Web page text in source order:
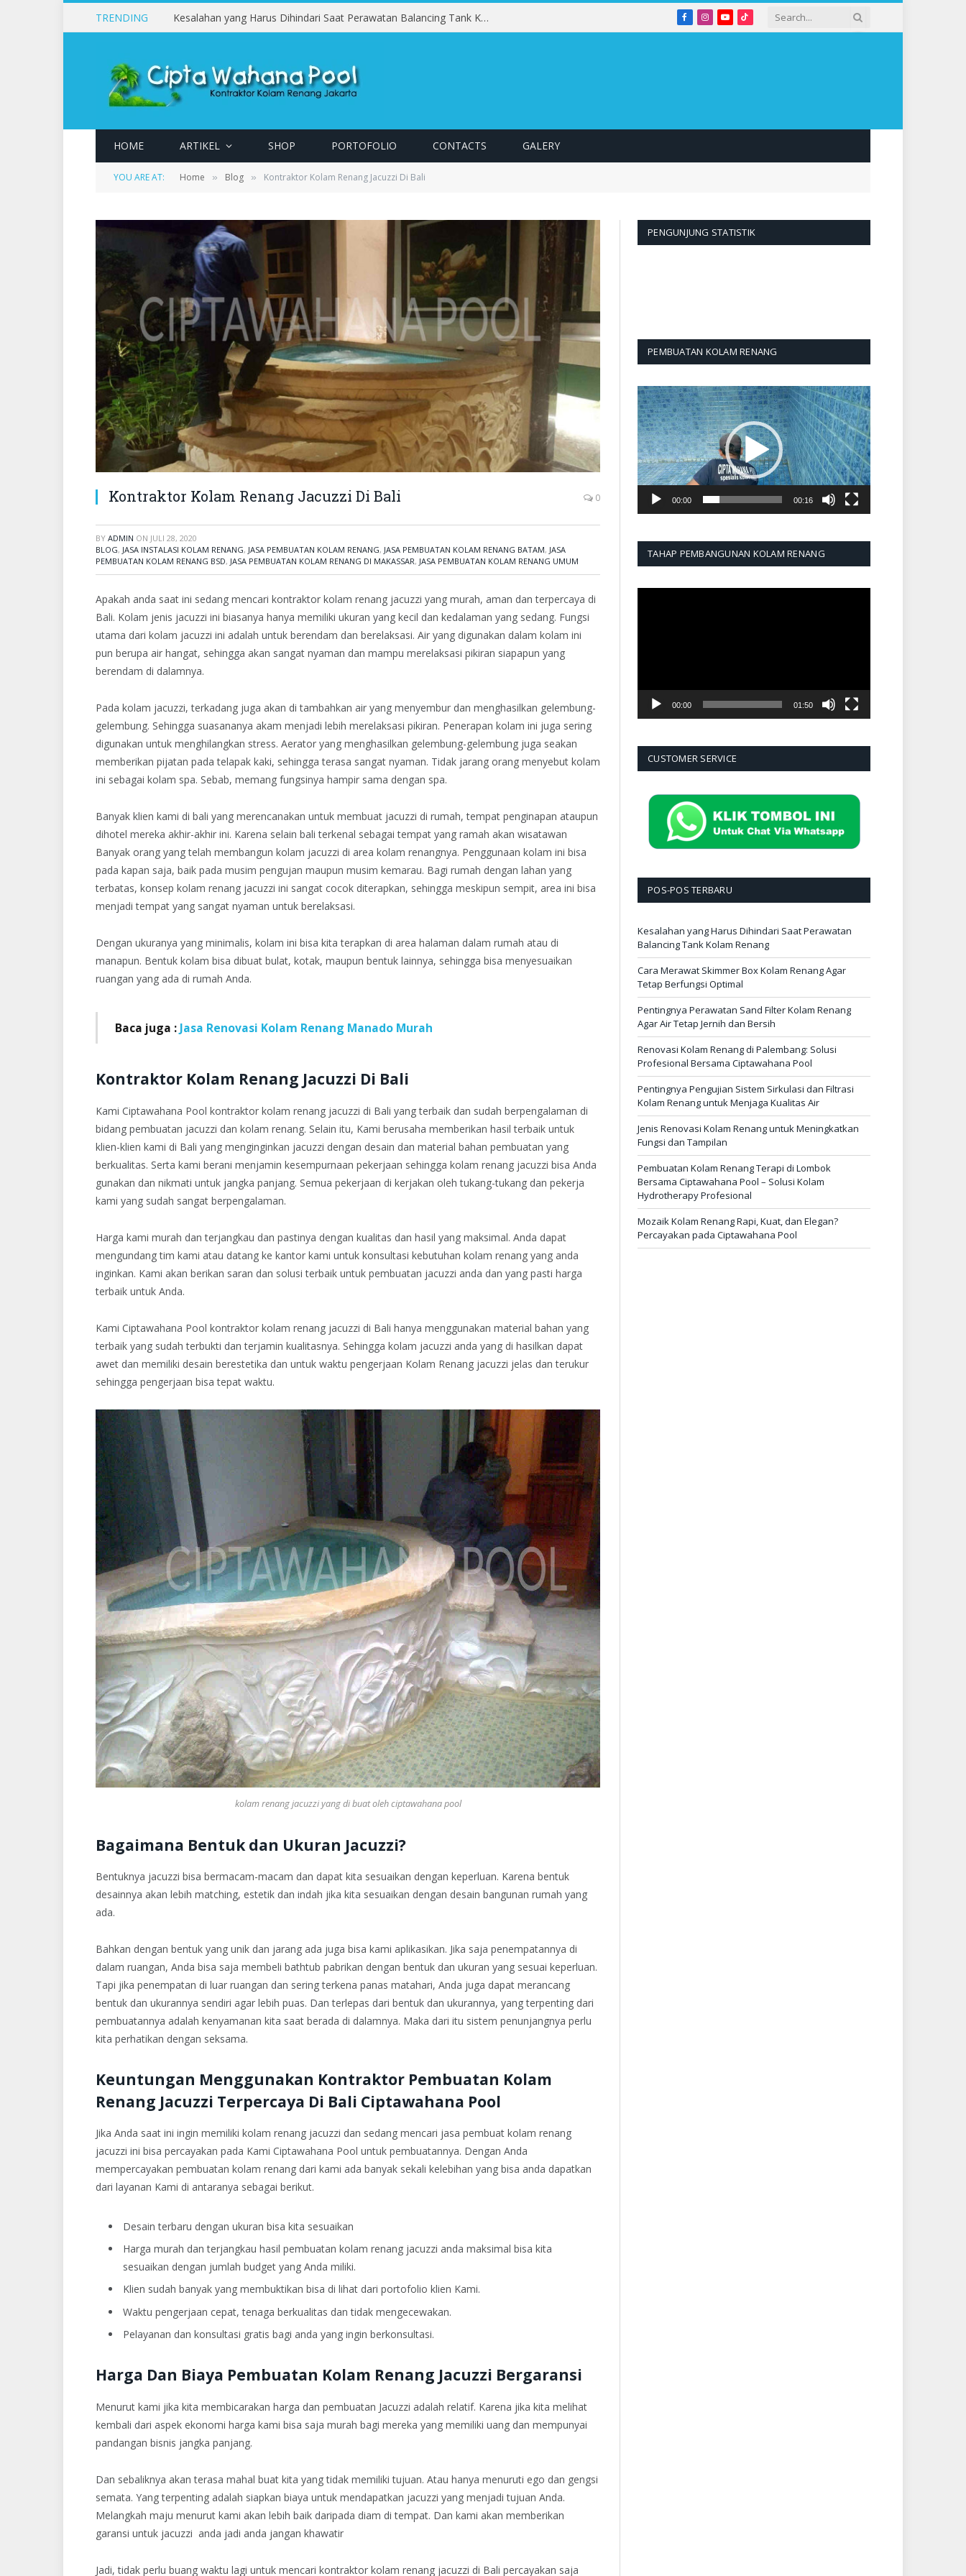
TRENDING Kesalahan yang Harus Dihindari Saat Perawatan Balancing Tank Kolam Renang Facebook
Instagram
YouTubeTikTok
HOME ARTIKEL SHOP PORTOFOLIO CONTACTS GALERY
YOU ARE AT: Home » Blog » Kontraktor Kolam Renang Jacuzzi Di Bali
Kontraktor Kolam Renang Jacuzzi Di Bali 0
BY ADMIN ON JULI 28, 2020
BLOG, JASA INSTALASI KOLAM RENANG, JASA PEMBUATAN KOLAM RENANG, JASA PEMBUATAN KOLAM RENANG BATAM, JASA
PEMBUATAN KOLAM RENANG BSD, JASA PEMBUATAN KOLAM RENANG DI MAKASSAR, JASA PEMBUATAN KOLAM RENANG UMUM
Apakah anda saat ini sedang mencari kontraktor kolam renang jacuzzi yang murah, aman dan terpercaya di
Bali. Kolam jenis jacuzzi ini biasanya hanya memiliki ukuran yang kecil dan kedalaman yang sedang. Fungsi
utama dari kolam jacuzzi ini adalah untuk berendam dan berelaksasi. Air yang digunakan dalam kolam ini
pun berupa air hangat, sehingga akan sangat nyaman dan mampu merelaksasi pikiran siapapun yang
berendam di dalamnya.
Pada kolam jacuzzi, terkadang juga akan di tambahkan air yang menyembur dan menghasilkan gelembung-
gelembung. Sehingga suasananya akam menjadi lebih merelaksasi pikiran. Penerapan kolam ini juga sering
digunakan untuk menghilangkan stress. Aerator yang menghasilkan gelembung-gelembung juga seakan
memberikan pijatan pada telapak kaki, sehingga terasa sangat nyaman. Tidak jarang orang menyebut kolam
ini sebagai kolam spa. Sebab, memang fungsinya hampir sama dengan spa.
Banyak klien kami di bali yang merencanakan untuk membuat jacuzzi di rumah, tempat penginapan ataupun
dihotel mereka akhir-akhir ini. Karena selain bali terkenal sebagai tempat yang ramah akan wisatawan
Banyak orang yang telah membangun kolam jacuzzi di area kolam renangnya. Penggunaan kolam ini bisa
pada kapan saja, baik pada musim pengujan maupun musim kemarau. Bagi rumah dengan lahan yang
terbatas, konsep kolam renang jacuzzi ini sangat cocok diterapkan, sehingga meskipun sempit, area ini bisa
menjadi tempat yang sangat nyaman untuk berelaksasi.
Dengan ukuranya yang minimalis, kolam ini bisa kita terapkan di area halaman dalam rumah atau di
manapun. Bentuk kolam bisa dibuat bulat, kotak, maupun bentuk lainnya, sehingga bisa menyesuaikan
ruangan yang ada di rumah Anda.
Baca juga : Jasa Renovasi Kolam Renang Manado Murah
Kontraktor Kolam Renang Jacuzzi Di Bali
Kami Ciptawahana Pool kontraktor kolam renang jacuzzi di Bali yang terbaik dan sudah berpengalaman di
bidang pembuatan jacuzzi dan kolam renang. Selain itu, Kami berusaha memberikan hasil terbaik untuk
klien-klien kami di Bali yang menginginkan jacuzzi dengan desain dan material bahan pembuatan yang
berkualitas. Serta kami berani menjamin kesempurnaan pekerjaan sehingga kolam renang jacuzzi bisa Anda
gunakan dan nikmati untuk jangka panjang. Semua pekerjaan di kerjakan oleh tukang-tukang dan pekerja
kami yang sudah sangat berpengalaman.
Harga kami murah dan terjangkau dan pastinya dengan kualitas dan hasil yang maksimal. Anda dapat
mengundang tim kami atau datang ke kantor kami untuk konsultasi kebutuhan kolam renang yang anda
inginkan. Kami akan berikan saran dan solusi terbaik untuk pembuatan jacuzzi anda dan yang pasti harga
terbaik untuk Anda.
Kami Ciptawahana Pool kontraktor kolam renang jacuzzi di Bali hanya menggunakan material bahan yang
terbaik yang sudah terbukti dan terjamin kualitasnya. Sehingga kolam jacuzzi anda yang di hasilkan dapat
awet dan memiliki desain berestetika dan untuk waktu pengerjaan Kolam Renang jacuzzi jelas dan terukur
sehingga pengerjaan bisa tepat waktu.
kolam renang jacuzzi yang di buat oleh ciptawahana pool
Bagaimana Bentuk dan Ukuran Jacuzzi?
Bentuknya jacuzzi bisa bermacam-macam dan dapat kita sesuaikan dengan keperluan. Karena bentuk
desainnya akan lebih matching, estetik dan indah jika kita sesuaikan dengan desain bangunan rumah yang
ada.
Bahkan dengan bentuk yang unik dan jarang ada juga bisa kami aplikasikan. Jika saja penempatannya di
dalam ruangan, Anda bisa saja membeli bathtub pabrikan dengan bentuk dan ukuran yang sesuai keperluan.
Tapi jika penempatan di luar ruangan dan sering terkena panas matahari, Anda juga dapat merancang
bentuk dan ukurannya sendiri agar lebih puas. Dan terlepas dari bentuk dan ukurannya, yang terpenting dari
pembuatannya adalah kenyamanan kita saat berada di dalamnya. Maka dari itu sistem penunjangnya perlu
kita perhatikan dengan seksama.
Keuntungan Menggunakan Kontraktor Pembuatan Kolam
Renang Jacuzzi Terpercaya Di Bali Ciptawahana Pool
Jika Anda saat ini ingin memiliki kolam renang jacuzzi dan sedang mencari jasa pembuat kolam renang
jacuzzi ini bisa percayakan pada Kami Ciptawahana Pool untuk pembuatannya. Dengan Anda
mempercayakan pembuatan kolam renang dari kami ada banyak sekali kelebihan yang bisa anda dapatkan
dari layanan Kami di antaranya sebagai berikut.
Desain terbaru dengan ukuran bisa kita sesuaikan
Harga murah dan terjangkau hasil pembuatan kolam renang jacuzzi anda maksimal bisa kita
sesuaikan dengan jumlah budget yang Anda miliki.
Klien sudah banyak yang membuktikan bisa di lihat dari portofolio klien Kami.
Waktu pengerjaan cepat, tenaga berkualitas dan tidak mengecewakan.
Pelayanan dan konsultasi gratis bagi anda yang ingin berkonsultasi.
Harga Dan Biaya Pembuatan Kolam Renang Jacuzzi Bergaransi
Menurut kami jika kita membicarakan harga dan pembuatan Jacuzzi adalah relatif. Karena jika kita melihat
kembali dari aspek ekonomi harga kami bisa saja murah bagi mereka yang memiliki uang dan mempunyai
pandangan bisnis jangka panjang.
Dan sebaliknya akan terasa mahal buat kita yang tidak memiliki tujuan. Atau hanya menuruti ego dan gengsi
semata. Yang terpenting adalah siapkan biaya untuk mendapatkan jacuzzi yang menjadi tujuan Anda.
Melangkah maju menurut kami akan lebih baik daripada diam di tempat. Dan kami akan memberikan
garansi untuk jacuzzi anda jadi anda jangan khawatir
Jadi, tidak perlu buang waktu lagi untuk mencari kontraktor kolam renang jacuzzi di Bali percayakan saja
PENGUNJUNG STATISTIK
PEMBUATAN KOLAM RENANG
Pemutar
Video
00:00 00:16
TAHAP PEMBANGUNAN KOLAM RENANG
00:00 01:50
CUSTOMER SERVICE
POS-POS TERBARU
Kesalahan yang Harus Dihindari Saat Perawatan
Balancing Tank Kolam Renang
Cara Merawat Skimmer Box Kolam Renang Agar
Tetap Berfungsi Optimal
Pentingnya Perawatan Sand Filter Kolam Renang
Agar Air Tetap Jernih dan Bersih
Renovasi Kolam Renang di Palembang: Solusi
Profesional Bersama Ciptawahana Pool
Pentingnya Pengujian Sistem Sirkulasi dan Filtrasi
Kolam Renang untuk Menjaga Kualitas Air
Jenis Renovasi Kolam Renang untuk Meningkatkan
Fungsi dan Tampilan
Pembuatan Kolam Renang Terapi di Lombok
Bersama Ciptawahana Pool – Solusi Kolam
Hydrotherapy Profesional
Mozaik Kolam Renang Rapi, Kuat, dan Elegan?
Percayakan pada Ciptawahana Pool